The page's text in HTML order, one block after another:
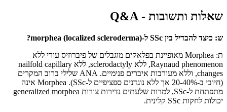
שאלות ותשובות - Q&A
ש: כיצד להבדיל בין SSc ל-morphea (localized scleroderma)?
ת: Morphea מאופיינת בפלאקים מוגבלים של פיברוזיס עורי ללא
Raynaud phenomenon, ללא sclerodactyly, ללא nailfold capillary
changes, וללא מעורבות איברים פנימיים. ANA שלילי ברוב המקרים
(חיובי ב-20-40% אך ללא נוגדנים ספציפיים ל-SSc). Morphea אינה
מתפתחת ל-SSc, למרות שלעתים נדירות צורות generalized morphea
יכולות לחקות SSc קלינית.